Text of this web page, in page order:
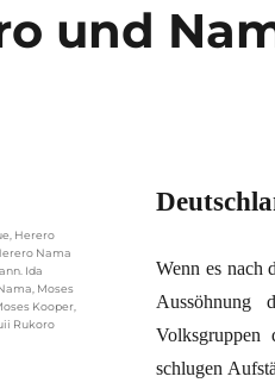
und
Wenn es nach
Aussöhnung
schlugen
Herero
Nama
Ida
Moses
Kooper
Rukoro